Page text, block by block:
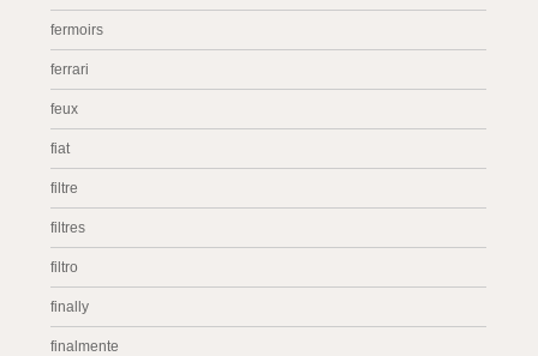
fermoirs
ferrari
feux
fiat
filtre
filtres
filtro
finally
finalmente